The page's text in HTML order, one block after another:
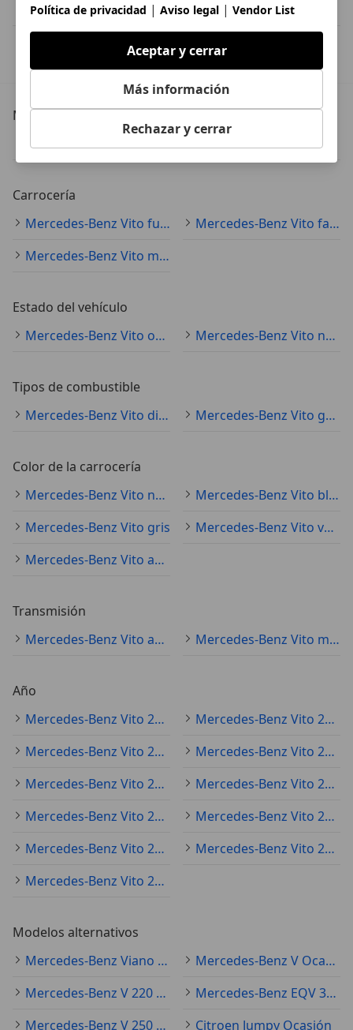
Esta información la proporciona el proveedor del certificado.
Más detalles
Mercedes-Benz Vito
Carrocería
Mercedes-Benz Vito furgoneta
Mercedes-Benz Vito familiar
Mercedes-Benz Vito monovolumen
Estado del vehículo
Mercedes-Benz Vito ocasión
Mercedes-Benz Vito nuevo
Tipos de combustible
Mercedes-Benz Vito diésel
Mercedes-Benz Vito gasolina
Color de la carrocería
Mercedes-Benz Vito negro
Mercedes-Benz Vito blanco
Mercedes-Benz Vito gris
Mercedes-Benz Vito verde
Mercedes-Benz Vito azul
Transmisión
Mercedes-Benz Vito automático
Mercedes-Benz Vito manual
Año
Mercedes-Benz Vito 2019
Mercedes-Benz Vito 2021
Mercedes-Benz Vito 2008
Mercedes-Benz Vito 2018
Mercedes-Benz Vito 2016
Mercedes-Benz Vito 2012
Mercedes-Benz Vito 2020
Mercedes-Benz Vito 2023
Mercedes-Benz Vito 2017
Mercedes-Benz Vito 2003
Mercedes-Benz Vito 2010
Modelos alternativos
Mercedes-Benz Viano Ocasión
Mercedes-Benz V Ocasión
Mercedes-Benz V 220 Ocasión
Mercedes-Benz EQV 300 Ocasión
Mercedes-Benz V 250 Ocasión
Citroen Jumpy Ocasión
Política de privacidad | Aviso legal | Vendor List
Aceptar y cerrar
Más información
Rechazar y cerrar